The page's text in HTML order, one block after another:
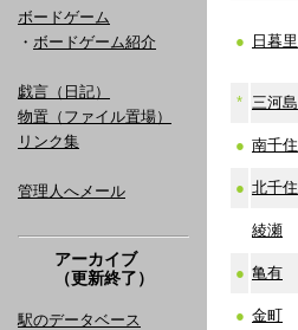
ボードゲーム
・ ボードゲーム紹介
戯言（日記）
物置（ファイル置場）
リンク集
管理人へメール
アーカイブ
（更新終了）
駅のデータベース
● 日暮里
* 三河島
● 南千住
● 北千住
綾瀬
● 亀有
● 金町